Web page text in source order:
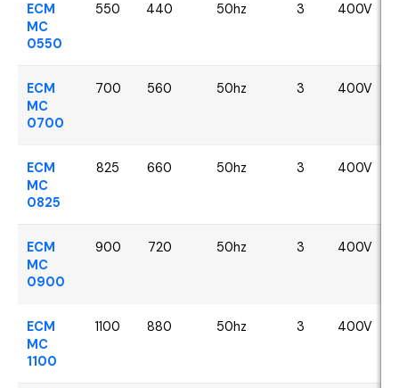
ECM
MC
0550
550 440 50hz 3 400V
ECM
MC
0700
700 560 50hz 3 400V
ECM
MC
0825
825 660 50hz 3 400V
ECM
MC
0900
900 720 50hz 3 400V
ECM
MC
1100
1100 880 50hz 3 400V